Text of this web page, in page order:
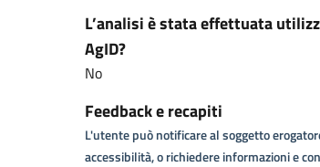
L’analisi è stata effettuata
AgID?
No
Feedback e recapiti
L'utente può notificare al soggetto
accessibilità, o richiedere informazioni e